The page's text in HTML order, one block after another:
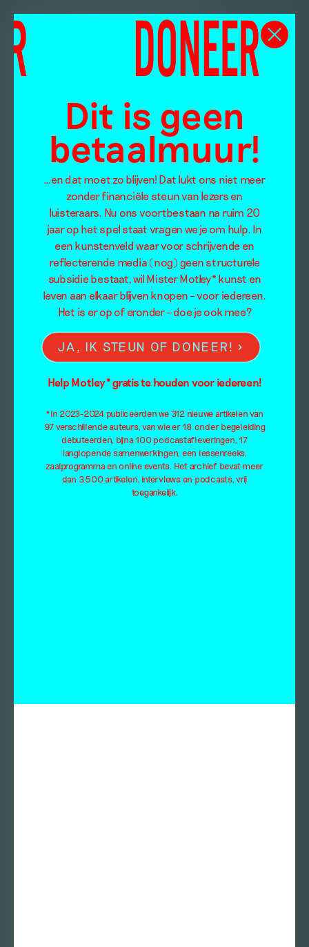
Dit is geen
betaalmuur!
…en dat moet zo blijven! Dat lukt ons niet meer
zonder financiële steun van lezers en
luisteraars. Nu ons voortbestaan na ruim 20
jaar op het spel staat vragen we je om hulp. In
een kunstenveld waar voor schrijvende en
reflecterende media (nog) geen structurele
subsidie bestaat, wil Mister Motley* kunst en
leven aan elkaar blijven knopen – voor iedereen.
Het is er op of eronder – doe je ook mee?
JA, IK STEUN OF DONEER!
Help Motley* gratis te houden voor iedereen!
*In 2023-2024 publiceerden we 312 nieuwe artikelen van
97 verschillende auteurs, van wie er 18 onder begeleiding
debuteerden, bijna 100 podcastafleveringen, 17
langlopende samenwerkingen, een lessenreeks,
zaalprogramma en online events. Het archief bevat meer
dan 3.500 artikelen, interviews en podcasts, vrij
toegankelijk.